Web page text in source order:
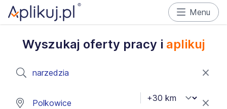
Menu
Wyszukaj oferty pracy i aplikuj